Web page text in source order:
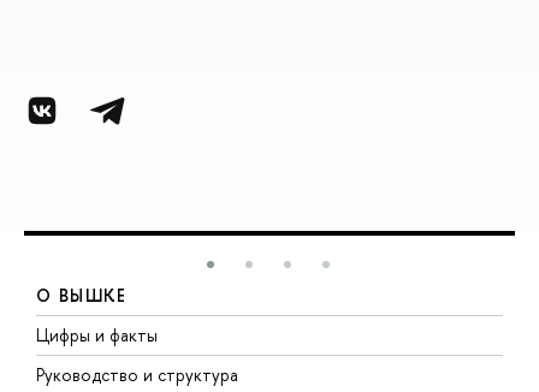
О ВЫШКЕ
Цифры и факты
Руководство и структура